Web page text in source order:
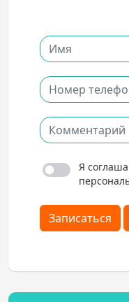
Я
Записаться